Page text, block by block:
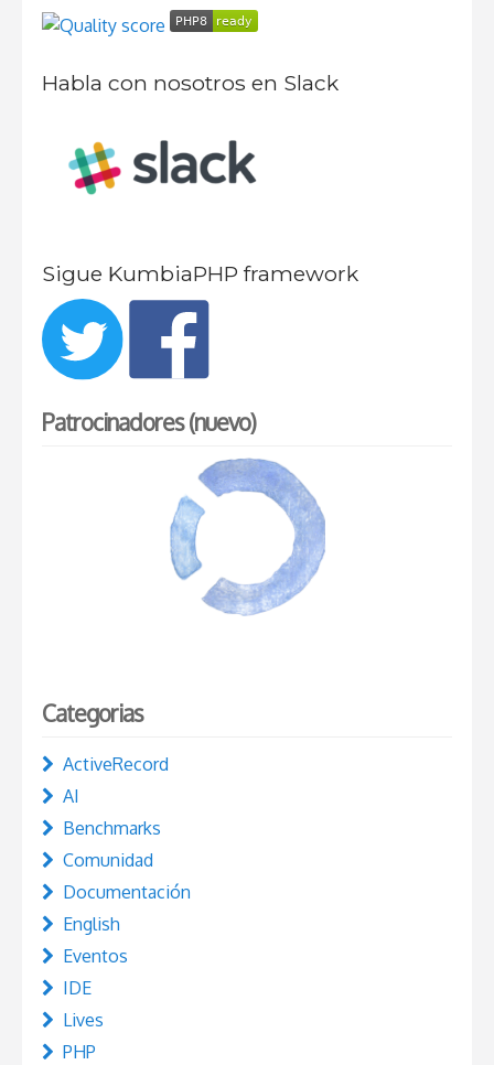
Habla con nosotros en Slack
Sigue KumbiaPHP framework
Patrocinadores (nuevo)
Categorias
ActiveRecord
AI
Benchmarks
Comunidad
Documentación
English
Eventos
IDE
Lives
PHP